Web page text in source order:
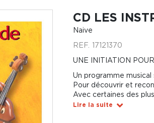
CD LES
Naive
REF. 17121370
UNE INITIATION
Un programme
Pour découvrir et
Avec certaines des
Lire la suite